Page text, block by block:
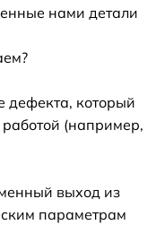
нами детали
дефекта, который
(например,
выход из
параметрам